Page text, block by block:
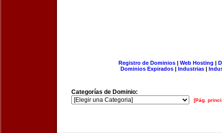
Registro de Dominios| Web Hosting |
Dominios Expirados | Industrias |
Categorías de Dominio:
[Pág.